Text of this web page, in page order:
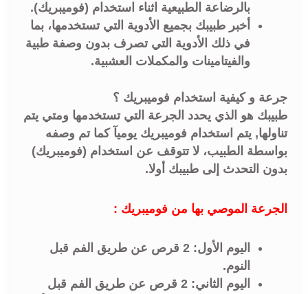
بالرضاعة الطبيعية اثناء استخدام (فوميبريك).
أخبر طبيبك بجميع الأدوية التي تستخدمها، بما
في ذلك الأدوية التي تصرف بدون وصفة طبية
والفيتامينات والمكملات العشبية.
جرعة و كيفية استخدام فوميبريك ؟
طبيبك هو الذي يحدد الجرعة التي تستخدمها ومتي يتم
تناولها, يتم استخدام فوميبريك يوميآ كما تم وصفه
بواسطة الطبيب، لا تتوقف عن استخدام (فوميبريك)
بدون التحدث إلى طبيبك أولا.
الجرعة الموصي بها من فوميبريك :
اليوم الأول: 2 قرص عن طريق الفم قبل
النوم.
اليوم الثاني: 2 قرص عن طريق الفم قبل